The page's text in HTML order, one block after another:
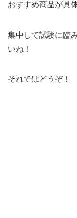
おすすめ商品が具
集中して試験に臨
いね！
それではどうぞ！